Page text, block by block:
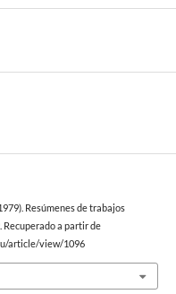
Resúmenes de trabajos
Recuperado a partir de
article/view/1096